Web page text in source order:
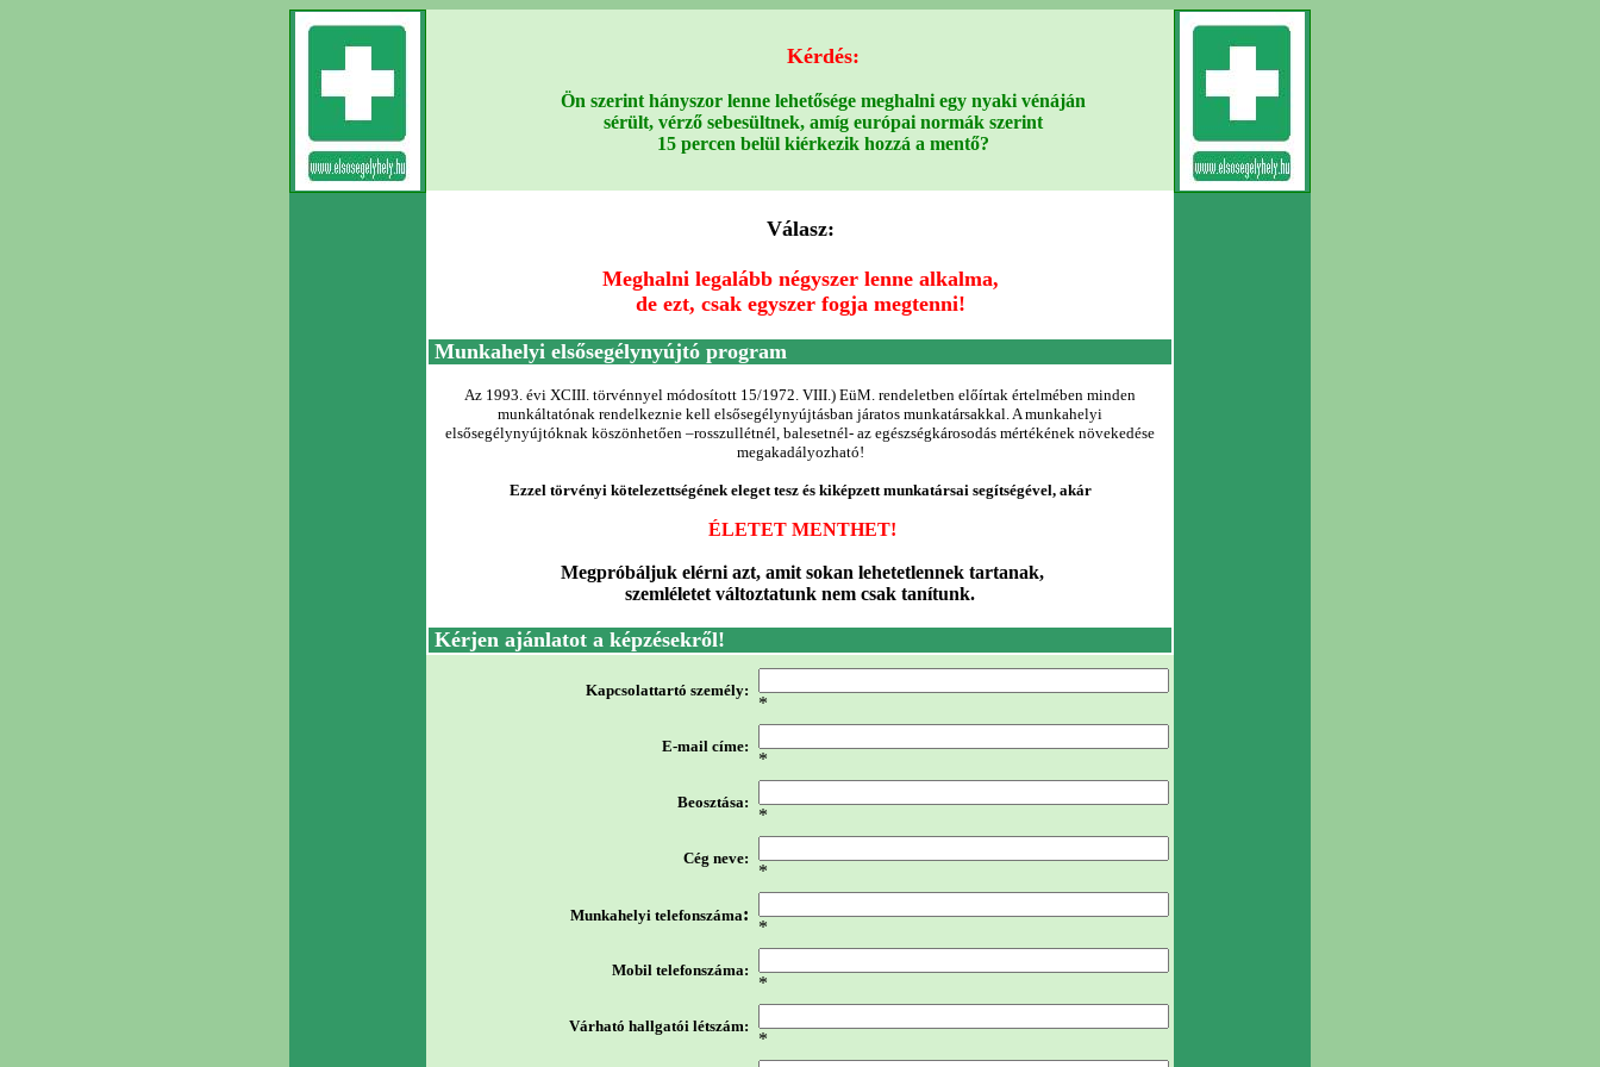
Kérdés:
Ön szerint hányszor lenne lehetősége meghalni egy nyaki vénáján
sérült, vérző sebesültnek, amíg európai normák szerint
15 percen belül kiérkezik hozzá a mentő?
Válasz:
Meghalni legalább négyszer lenne alkalma,
de ezt, csak egyszer fogja megtenni!
Munkahelyi elsősegélynyújtó program
Az 1993. évi XCIII. törvénnyel módosított 15/1972. VIII.) EüM. rendeletben előírtak értelmében minden
munkáltatónak rendelkeznie kell elsősegélynyújtásban járatos munkatársakkal.A munkahelyi
elsősegélynyújtóknak köszönhetően –rosszullétnél, balesetnél- az egészségkárosodás mértékének növekedése
megakadályozható!
Ezzel törvényi kötelezettségének eleget tesz és kiképzett munkatársai segítségével, akár
ÉLETET MENTHET!
Megpróbáljuk elérni azt, amit sokan lehetetlennek tartanak,
szemléletet változtatunk nem csak tanítunk.
Kérjen ajánlatot a képzésekről!
Kapcsolattartó személy:
*
E-mail címe:
*
Beosztása:
*
Cég neve:
*
Munkahelyi telefonszáma:
*
Mobil telefonszáma:
*
Várható hallgatói létszám:
*